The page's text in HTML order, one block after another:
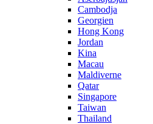
Cambodja
Georgien
Hong Kong
Jordan
Kina
Macau
Maldiverne
Qatar
Singapore
Taiwan
Thailand